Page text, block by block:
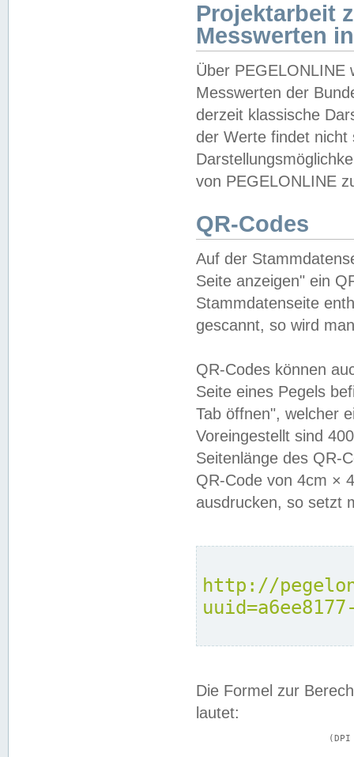
Projektarbeit
Messwerten
Über PEGELONLINE
Messwerten der
derzeit klassische
der Werte findet
von PEGELONLINE
QR-Codes
Auf der
Seite anzeigen" ein
Stammdatenseite
gescannt, so wird
QR-Codes können
Seite eines Pegels
Tab öffnen", welcher
Voreingestellt sind
Seitenlänge des QR-
QR-Code von 4cm ×
ausdrucken, so setzt
http://
Die Formel zur
lautet: